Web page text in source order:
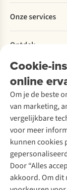
Cookie-
online
Om je de beste
van marketing,
vergelijkbare
voor meer
kunnen cookies
Door “Alles
akkoord. Om dit
Betalen
Levering
Retourneren
Bestelling herroepen
Garantie
Contact
Explore More
Verantwoord
Over Ayacucho
Onze winkels
Over A.S.Adventure
Onze services
Ski-onderhoud
Wasservice
Schoenonderhoud
Schoenherstelling
Kledingherstelling
Retouches
Voor bedrijven
Ontdek
A.S.Magazine
Podcast
Explore Academy
Explore Camp
Gear Check
Inspiratie & advies
Meld je aan